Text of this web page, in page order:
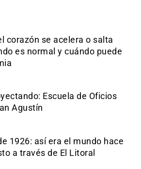
corazón se acelera o salta
es normal y cuándo puede
Escuela de Oficios
Agustín
1926: así era el mundo hace
a través de El Litoral